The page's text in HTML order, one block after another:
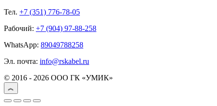
Тел. +7 (351) 776-78-05
Рабочий: +7 (904) 97-88-258
WhatsApp: 89049788258
Эл. почта: info@rskabel.ru
© 2016 - 2026 ООО ГК «УМИК»